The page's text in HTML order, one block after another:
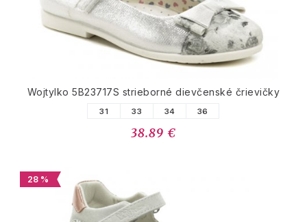
Wojtylko 5B23717S strieborné dievčenské črievičky
31 33 34 36
38.89 €
28 %